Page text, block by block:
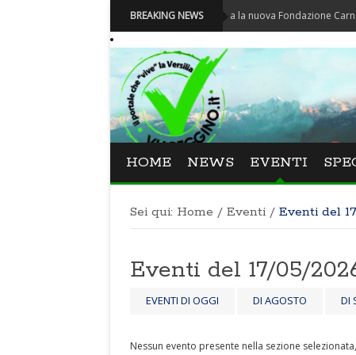
BREAKING NEWS
Carnevale - Nominata la nuova Fondazione Carnevale di
HOME NEWS EVENTI
Sei qui: Home / Eventi / Eventi del
Eventi del 17/05/
EVENTI DI OGGI DI AGOSTO DI
Nessun evento presente nella sezione